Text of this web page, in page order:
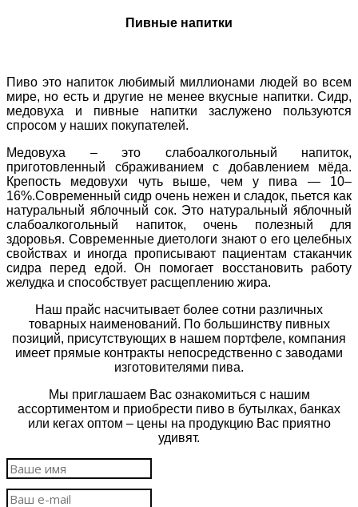
Пивные напитки
Пиво это напиток любимый миллионами людей во всем
мире, но есть и другие не менее вкусные напитки. Сидр,
медовуха и пивные напитки заслужено пользуются
спросом у наших покупателей.
Медовуха – это слабоалкогольный напиток,
приготовленный сбраживанием с добавлением мёда.
Крепость медовухи чуть выше, чем у пива — 10–
16%.Современный сидр очень нежен и сладок, пьется как
натуральный яблочный сок. Это натуральный яблочный
слабоалкогольный напиток, очень полезный для
здоровья. Современные диетологи знают о его целебных
свойствах и иногда прописывают пациентам стаканчик
сидра перед едой. Он помогает восстановить работу
желудка и способствует расщеплению жира.
Наш прайс насчитывает более сотни различных
товарных наименований. По большинству пивных
позиций, присутствующих в нашем портфеле, компания
имеет прямые контракты непосредственно с заводами
изготовителями пива.
Мы приглашаем Вас ознакомиться с нашим
ассортиментом и приобрести пиво в бутылках, банках
или кегах оптом – цены на продукцию Вас приятно
удивят.